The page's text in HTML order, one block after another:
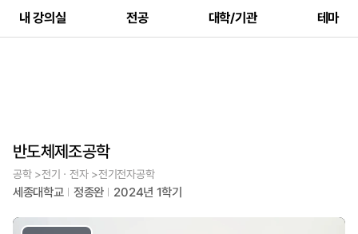
내 강의실 전공 대학/기관 테마
반도체제조공학
공학 >전기ㆍ전자 >전기전자공학
세종대학교 정종완 2024년 1학기